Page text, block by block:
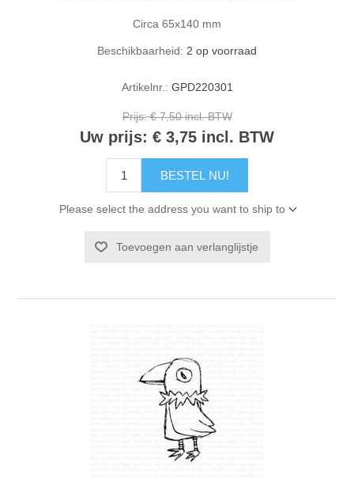
Circa 65x140 mm
Beschikbaarheid: 2 op voorraad
Artikelnr.: GPD220301
Prijs: € 7,50 incl. BTW
Uw prijs: € 3,75 incl. BTW
BESTEL NU!
Please select the address you want to ship to
Toevoegen aan verlanglijstje